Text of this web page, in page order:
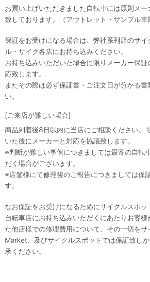
お買い上げいただきました自転車には原則メ
致しております。（アウトレット・サンプル車
保証をお受けになる場合は、弊社系列店のサイ
ル・サイク各店にお持ち込みください。
お持ち込みいただいた場合に限りメーカー保
応致します。
またその際は必ず保証書・ご注文日が分かる書
い。
[ご来店が難しい場合]
商品到着後8日以内に当店にご相談ください。
いた後にメーカーと対応を協議致します。
※判断が難しい事例につきましては最寄の自転
だく場合がございます。
※店舗様にて修理後のご報告につきましては保
す。
なお保証をお受けになるためにサイクルスポ
自転車店にお持ち込みいただくにあたりお客様
た他店様での修理費用について、その一切をサ
Market、及びサイクルスポットでは保証致し
承ください。